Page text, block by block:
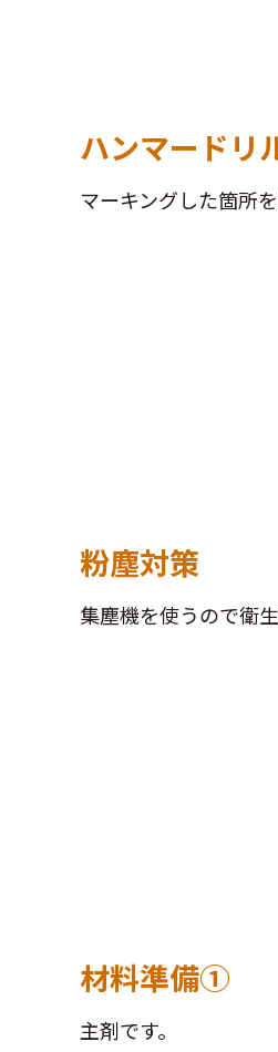
ハンマードリ
マーキングした箇所を
粉塵対策
集塵機を使うので衛
材料準備①
主剤です。